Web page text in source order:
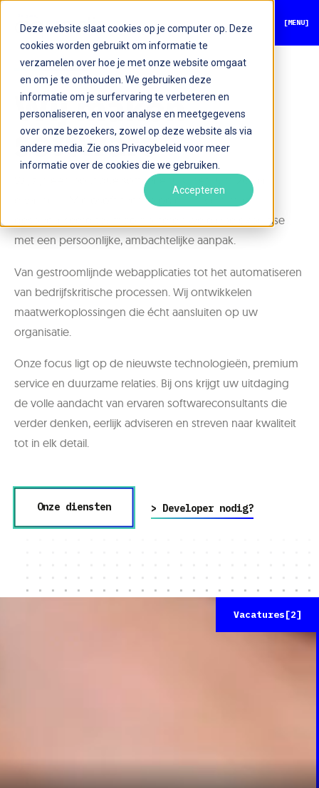
Deze website slaat cookies op je computer op. Deze
cookies worden gebruikt om informatie te
verzamelen over hoe je met onze website omgaat
en om je te onthouden. We gebruiken deze
informatie om je surfervaring te verbeteren en
personaliseren, en voor analyse en meetgegevens
over onze bezoekers, zowel op deze website als via
andere media. Zie ons Privacybeleid voor meer
informatie over de cookies die we gebruiken.
Accepteren
[MENU]
Wij maken
software
Wij zijn een boutique softwarehuis met ruim 26 jaar
ervaring in Microsoft-technologie. Als klein maar
gespecialiseerd team combineren we diepe expertise
met een persoonlijke, ambachtelijke aanpak.
Van gestroomlijnde webapplicaties tot het automatiseren
van bedrijfskritische processen. Wij ontwikkelen
maatwerkoplossingen die écht aansluiten op uw
organisatie.
Onze focus ligt op de nieuwste technologieën, premium
service en duurzame relaties. Bij ons krijgt uw uitdaging
de volle aandacht van ervaren softwareconsultants die
verder denken, eerlijk adviseren en streven naar kwaliteit
tot in elk detail.
Onze diensten > Developer nodig?
Vacatures[2]